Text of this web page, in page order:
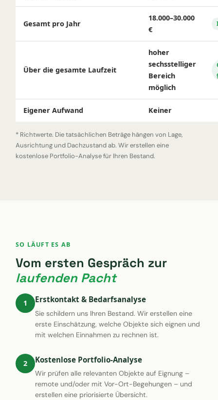
Gesamt pro Jahr
18.000–30.000
€
Über die gesamte Laufzeit
hoher
sechsstelliger
Bereich
möglich
Eigener Aufwand Keiner
* Richtwerte. Die tatsächlichen Beträge hängen von Lage,
Ausrichtung und Dachzustand ab. Wir erstellen eine
kostenlose Portfolio-Analyse für Ihren Bestand.
SO LÄUFT ES AB
Vom ersten Gespräch zur
laufenden Pacht
1 Erstkontakt & Bedarfsanalyse
Sie schildern uns Ihren Bestand. Wir erstellen eine
erste Einschätzung, welche Objekte sich eignen und
mit welchen Einnahmen zu rechnen ist.
2 Kostenlose Portfolio-Analyse
Wir prüfen alle relevanten Objekte auf Eignung –
remote und/oder mit Vor-Ort-Begehungen – und
erstellen eine priorisierte Übersicht.